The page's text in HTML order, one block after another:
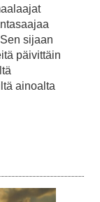
sijaan
päivittäin
ainoalta